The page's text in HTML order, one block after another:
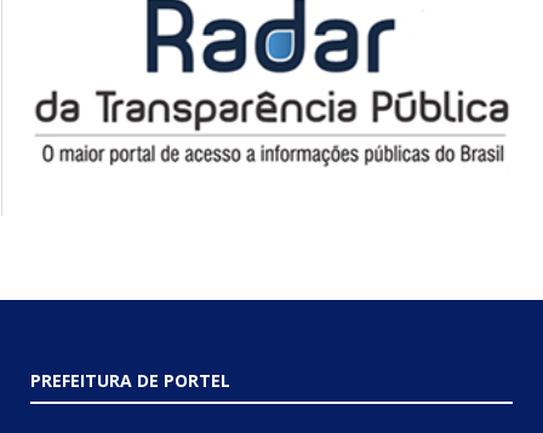
PREFEITURA DE PORTEL